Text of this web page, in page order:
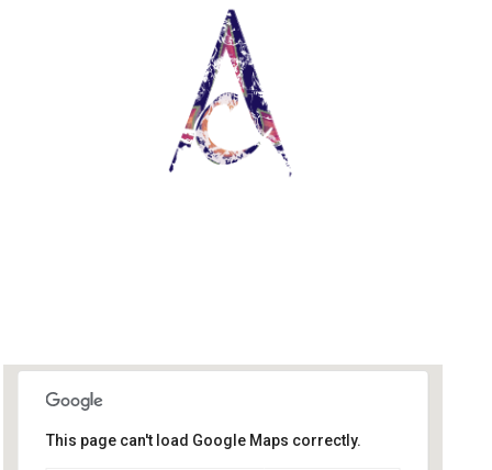
This page can't load Google Maps correctly.